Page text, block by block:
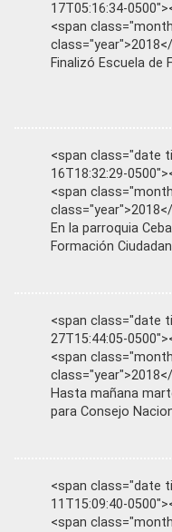
17T05:16:34-
<span
Finalizó Escuela de
<span class="date
16T18:32:29-
<span
En la parroquia
Formación
<span class="date
27T15:44:05-
<span
Hasta mañana
para Consejo
<span class="date
11T15:09:40-
<span